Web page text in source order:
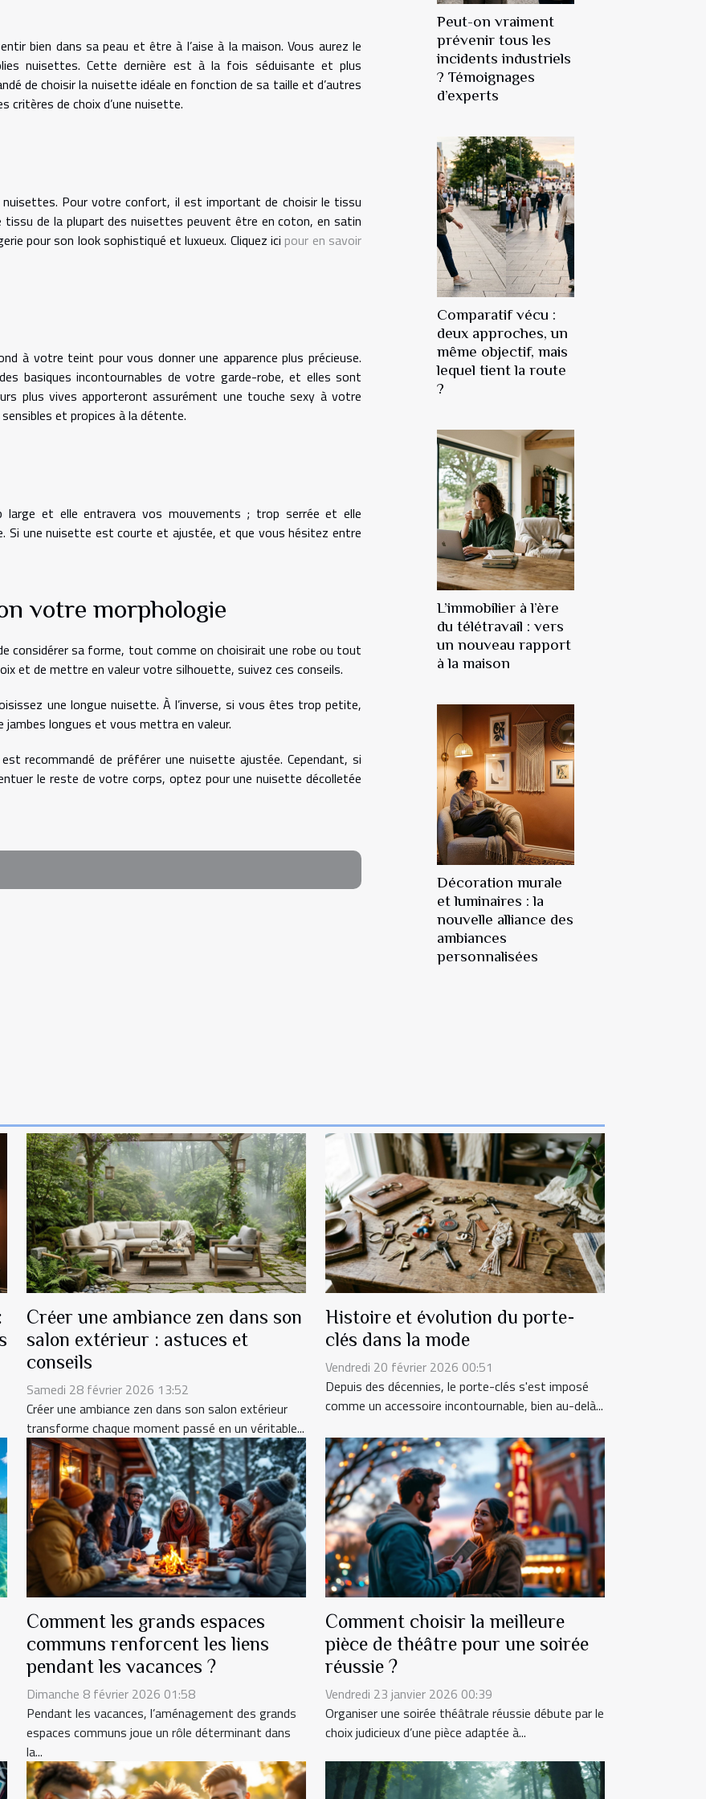
bien dans sa peau et être à l’aise à la maison. Vous aurez le
nuisettes. Cette dernière est à la fois séduisante et plus
de choisir la nuisette idéale en fonction de sa taille et d’autres
critères de choix d’une nuisette.
Pour votre confort, il est important de choisir le tissu
tissu de la plupart des nuisettes peuvent être en coton, en satin
pour son look sophistiqué et luxueux. Cliquez ici pour en savoir
à votre teint pour vous donner une apparence plus précieuse.
basiques incontournables de votre garde-robe, et elles sont
plus vives apporteront assurément une touche sexy à votre
et propices à la détente.
et elle entravera vos mouvements ; trop serrée et elle
Si une nuisette est courte et ajustée, et que vous hésitez entre
votre morphologie
considérer sa forme, tout comme on choisirait une robe ou tout
et de mettre en valeur votre silhouette, suivez ces conseils.
une longue nuisette. À l’inverse, si vous êtes trop petite,
jambes longues et vous mettra en valeur.
recommandé de préférer une nuisette ajustée. Cependant, si
le reste de votre corps, optez pour une nuisette décolletée
Peut-on vraiment
prévenir tous les
incidents industriels
? Témoignages
d’experts
Comparatif vécu :
deux approches, un
même objectif, mais
lequel tient la route
?
L’immobilier à l’ère
du télétravail : vers
un nouveau rapport
à la maison
Décoration murale
et luminaires : la
nouvelle alliance des
ambiances
personnalisées
Créer une ambiance zen dans son
salon extérieur : astuces et
conseils
Samedi 28 février 2026 13:52
Créer une ambiance zen dans son salon extérieur
transforme chaque moment passé en un véritable...
Histoire et évolution du porte-
clés dans la mode
Vendredi 20 février 2026 00:51
Depuis des décennies, le porte-clés s'est imposé
comme un accessoire incontournable, bien au-delà...
Comment les grands espaces
communs renforcent les liens
pendant les vacances ?
Dimanche 8 février 2026 01:58
Pendant les vacances, l’aménagement des grands
espaces communs joue un rôle déterminant dans
la...
Comment choisir la meilleure
pièce de théâtre pour une soirée
réussie ?
Vendredi 23 janvier 2026 00:39
Organiser une soirée théâtrale réussie débute par le
choix judicieux d’une pièce adaptée à...